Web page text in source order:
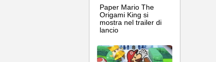
Paper Mario The
Origami King si
mostra nel trailer di
lancio